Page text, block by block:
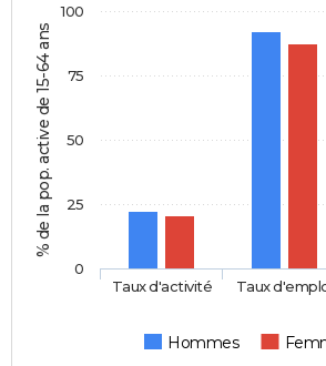
% de la pop. active de 15-64 ans
Hommes
Taux d'activité Taux
0
25
50
75
100